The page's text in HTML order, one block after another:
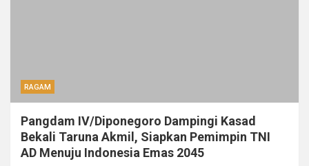
RAGAM
Pangdam IV/Diponegoro Dampingi Kasad
Bekali Taruna Akmil, Siapkan Pemimpin TNI
AD Menuju Indonesia Emas 2045